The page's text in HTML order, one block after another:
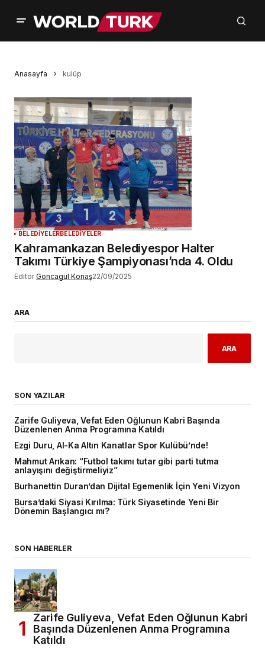
Anasayfa kulüp
BELEDİYELERBELEDİYELER
Kahramankazan Belediyespor Halter
Takımı Türkiye Şampiyonası’nda 4. Oldu
Editör Goncagül Konaş22/09/2025
ARA
ARA
SON YAZILAR
Zarife Guliyeva, Vefat Eden Oğlunun Kabri Başında
Düzenlenen Anma Programına Katıldı
Ezgi Duru, Al-Ka Altın Kanatlar Spor Kulübü’nde!
Mahmut Arıkan: “Futbol takımı tutar gibi parti tutma
anlayışını değiştirmeliyiz”
Burhanettin Duran’dan Dijital Egemenlik İçin Yeni Vizyon
Bursa’daki Siyasi Kırılma: Türk Siyasetinde Yeni Bir
Dönemin Başlangıcı mı?
SON HABERLER
Zarife Guliyeva, Vefat Eden Oğlunun Kabri
Başında Düzenlenen Anma Programına
Katıldı